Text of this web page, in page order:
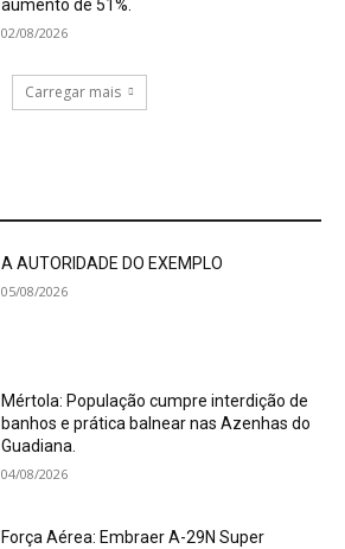
aumento de 51%.
02/08/2026
Carregar mais
A AUTORIDADE DO EXEMPLO
05/08/2026
Mértola: População cumpre interdição de
banhos e prática balnear nas Azenhas do
Guadiana.
04/08/2026
Força Aérea: Embraer A-29N Super